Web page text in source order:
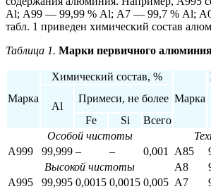
Аl; А99 — 99,99 % Аl; А7 — 99,7 % Аl;
табл. 1 приведен химический состав
Таблица 1. Марки первичного
Марка
Химический состав, %
Марка
Al
Примеси, не более
Fe
Si Всего
Особой чистоты
А999
99,999 – – 0,001 А85
Высокой чистоты
А8
А995
99,995 0,0015 0,0015 0,005 А7